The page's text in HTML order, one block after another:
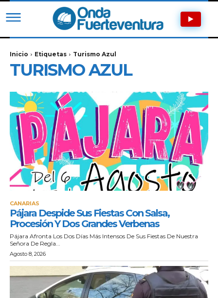
Inicio Etiquetas Turismo Azul
TURISMO AZUL
CANARIAS
Pájara Despide Sus Fiestas Con Salsa,
Procesión Y Dos Grandes Verbenas
Pájara Afronta Los Dos Días Más Intensos De Sus Fiestas De Nuestra
Señora De Regla...
Agosto 8, 2026